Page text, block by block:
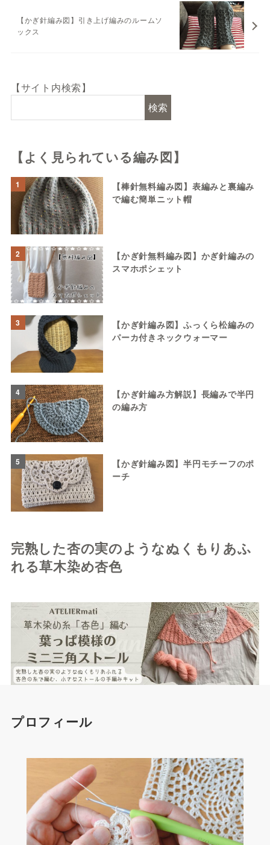
【かぎ針編み図】引き上げ編みのルームソ
ックス
【サイト内検索】
検索
【よく見られている編み図】
1
【棒針無料編み図】表編みと裏編み
で編む簡単ニット帽
2
【かぎ針無料編み図】かぎ針編みの
スマホポシェット
3
【かぎ針編み図】ふっくら松編みの
パーカ付きネックウォーマー
4
【かぎ針編み方解説】長編みで半円
の編み方
5
【かぎ針編み図】半円モチーフのポ
ーチ
完熟した杏の実のようなぬくもりあふ
れる草木染め杏色
プロフィール